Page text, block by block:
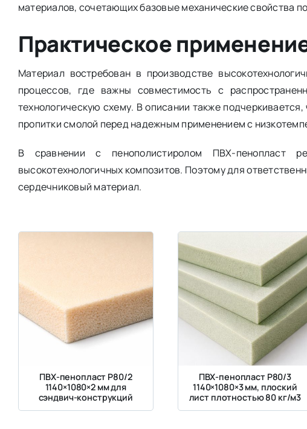
материалов, сочетающих базовые механические свойства
Практическое
Материал востребован в производстве
процессов, где важны совместимость с
технологическую схему. В описании также
пропитки смолой перед надежным применением с
В сравнении с пенополистиролом ПВХ-пенопласт
высокотехнологичных композитов. Поэтому для
сердечниковый материал.
ПВХ-пенопласт Р80/2
1140×1080×2 мм для
сэндвич-конструкций
ПВХ-пенопласт Р80/3
1140×1080×3 мм, плоский
лист плотностью 80 кг/м3